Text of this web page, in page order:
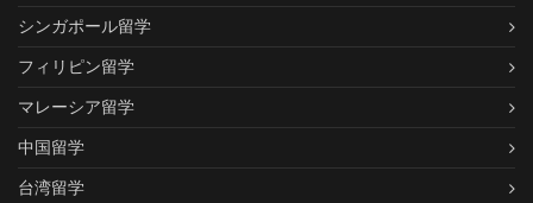
シンガポール留学
フィリピン留学
マレーシア留学
中国留学
台湾留学